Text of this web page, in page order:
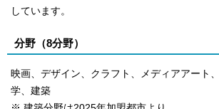
しています。
分野（8分野）
映画、デザイン、クラフト、メディアアート
学、建築